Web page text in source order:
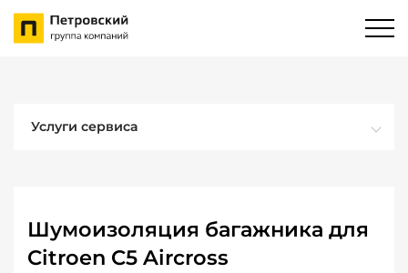
Услуги сервиса
Шумоизоляция багажника для
Citroen C5 Aircross